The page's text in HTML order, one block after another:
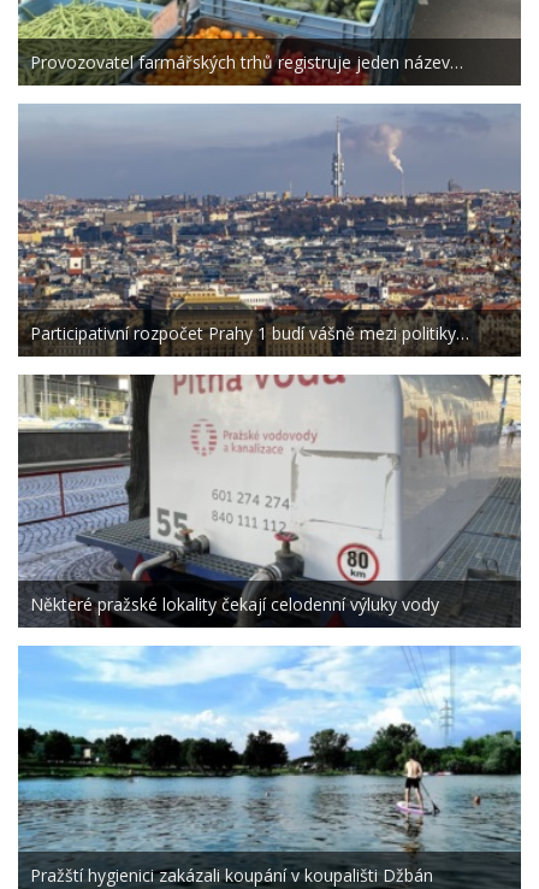
Provozovatel farmářských trhů registruje jeden název…
Participativní rozpočet Prahy 1 budí vášně mezi politiky…
Některé pražské lokality čekají celodenní výluky vody
Pražští hygienici zakázali koupání v koupališti Džbán